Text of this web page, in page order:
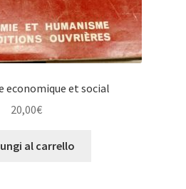
economique et social
20,00€
al carrello